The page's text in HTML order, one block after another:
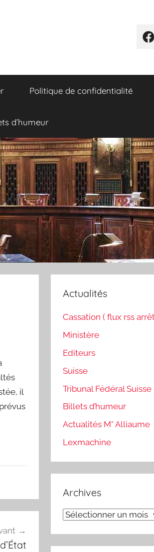
Politique de confidentialité
d’humeur
il
Actualités
Cassation ( flux rss
Ministère
Editeurs
Suisse
Tribunal Fédéral Suisse
Billets d’humeur
Actualités M° Alliaume
Lexmachine
Archives
Archives